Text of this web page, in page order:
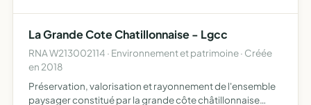
La Grande Cote Chatillonnaise - Lgcc
RNA W213002114 · Environnement et patrimoine · Créée
en 2018
Préservation, valorisation et rayonnement de l'ensemble
paysager constitué par la grande côte châtillonnaise